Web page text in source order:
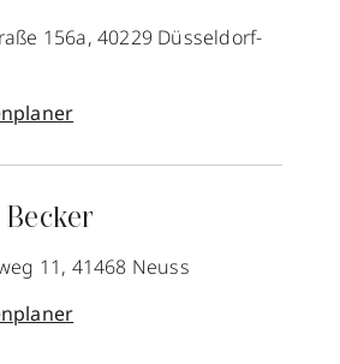
156a, 40229 Düsseldorf-
11, 41468 Neuss